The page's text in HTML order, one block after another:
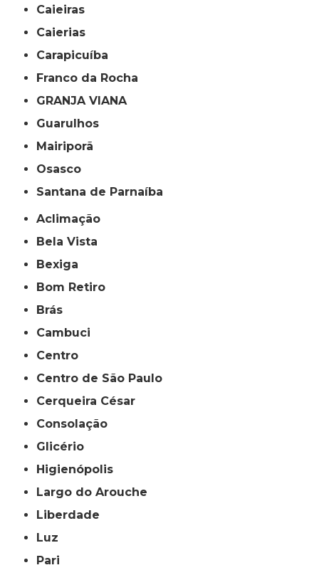
Caieiras
Caierias
Carapicuíba
Franco da Rocha
GRANJA VIANA
Guarulhos
Mairiporã
Osasco
Santana de Parnaíba
Aclimação
Bela Vista
Bexiga
Bom Retiro
Brás
Cambuci
Centro
Centro de São Paulo
Cerqueira César
Consolação
Glicério
Higienópolis
Largo do Arouche
Liberdade
Luz
Pari